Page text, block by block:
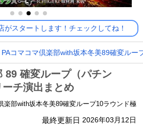
スタートします！チェックしてね！
PAコマコマ倶楽部with坂本冬美89確変ルー
89 確変ループ（パチン
チ演出まとめ
楽部with坂本冬美89確変ループ10ラウンド極
最終更新日 2026年03月12日